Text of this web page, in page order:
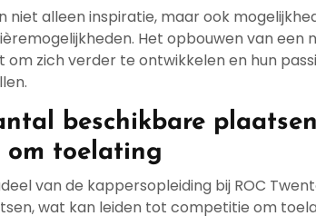
niet alleen inspiratie, maar ook
Het opbouwen van een
om zich verder te ontwikkelen en hun
beschikbare
om toelating
van de kappersopleiding bij ROC
wat kan leiden tot competitie om